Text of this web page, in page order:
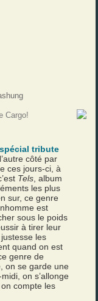
tribute
côté par
ces jours-ci, à
Tels , album
les plus
sur, ce genre
est
sous le poids
à tirer leur
les
quand on est
genre de
on se garde une
on s’allonge
compte les